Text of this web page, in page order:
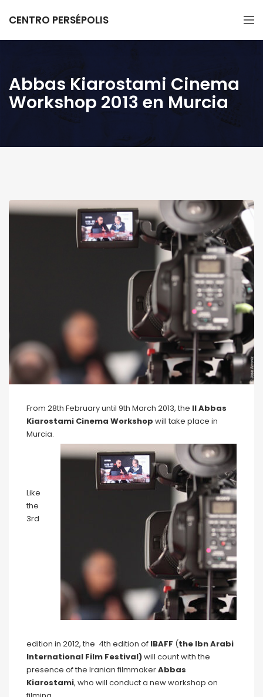
CENTRO PERSÉPOLIS
Abbas Kiarostami Cinema
Workshop 2013 en Murcia
From 28th February until 9th March 2013, the II Abbas
Kiarostami Cinema Workshop will take place in
Murcia.
Like
the
3rd
edition in 2012, the 4th edition of IBAFF (the Ibn Arabi
International Film Festival)will count with the
presence of the Iranian filmmakerAbbas
Kiarostami, who will conduct a new workshop on